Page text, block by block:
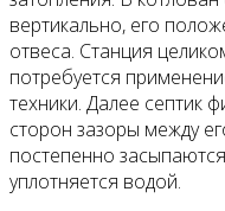
вертикально, его
отвеса. Станция
потребуется
техники. Далее септик
сторон зазоры между
постепенно
уплотняется водой.